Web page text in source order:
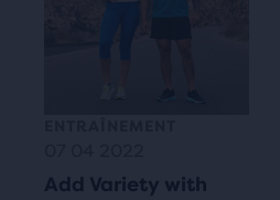
Add Variety with